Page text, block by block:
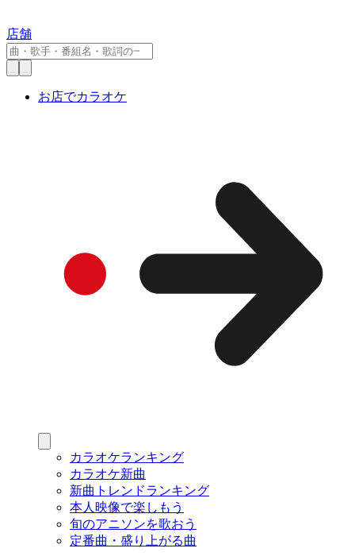
店舗
お店でカラオケ
カラオケランキング
カラオケ新曲
新曲トレンドランキング
本人映像で楽しもう
旬のアニソンを歌おう
定番曲・盛り上がる曲